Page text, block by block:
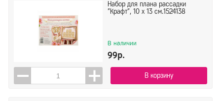
Набор для плана рассадки
"Крафт", 10 х 13 см.1524138
В наличии
99р.
В корзину